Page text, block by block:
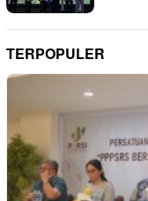
TERPOPULER